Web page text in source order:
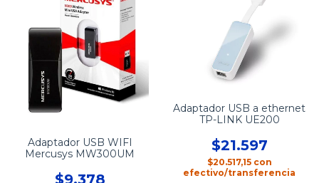
Adaptador USB WIFI
Mercusys MW300UM
$9.378
Adaptador USB a ethernet
TP-LINK UE200
$21.597
$20.517,15 con
efectivo/transferencia